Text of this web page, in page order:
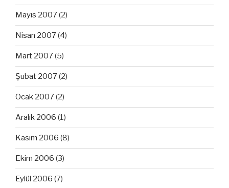
Mayıs 2007(2)
Nisan 2007(4)
Mart 2007(5)
Şubat 2007(2)
Ocak 2007(2)
Aralık 2006 (1)
Kasım 2006 (8)
Ekim 2006 (3)
Eylül 2006 (7)